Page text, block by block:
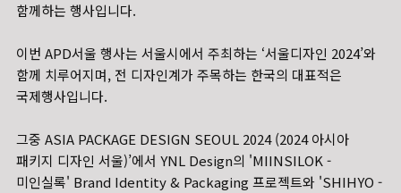
함께하는 행사입니다.
이번 APD서울 행사는 서울시에서 주최하는 ‘서울디자인 2024’와
함께 치루어지며, 전 디자인계가 주목하는 한국의 대표적은
국제행사입니다.
그중 ASIA PACKAGE DESIGN SEOUL 2024 (2024 아시아
패키지 디자인 서울)’에서 YNL Design의 'MIINSILOK -
미인실록' Brand Identity & Packaging 프로젝트와 'SHIHYO -